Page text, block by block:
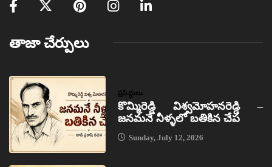
తాజా చేర్పులు
ప్రసిద్ధులు
కొమ్మిరెడ్డి విశ్వమోహనరెడ్డి –
జనమనే నీళ్ళలో బతికిన చేప
Sunday, July 12, 2026